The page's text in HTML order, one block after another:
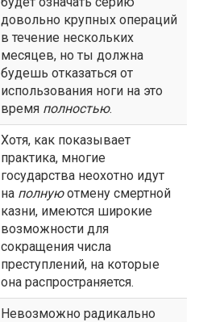
довольно крупных операций
в течение нескольких
месяцев, но ты должна
будешь отказаться от
использования ноги на это
время полностью.
Хотя, как показывает
практика, многие
государства неохотно идут
на полнуюотмену смертной
казни, имеются широкие
возможности для
сокращения числа
преступлений, на которые
она распространяется.
Невозможно радикально